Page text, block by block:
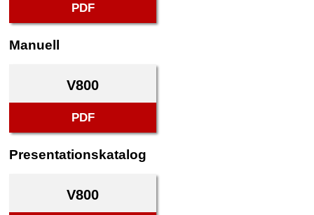
PDF
Manuell
V800
PDF
Presentationskatalog
V800